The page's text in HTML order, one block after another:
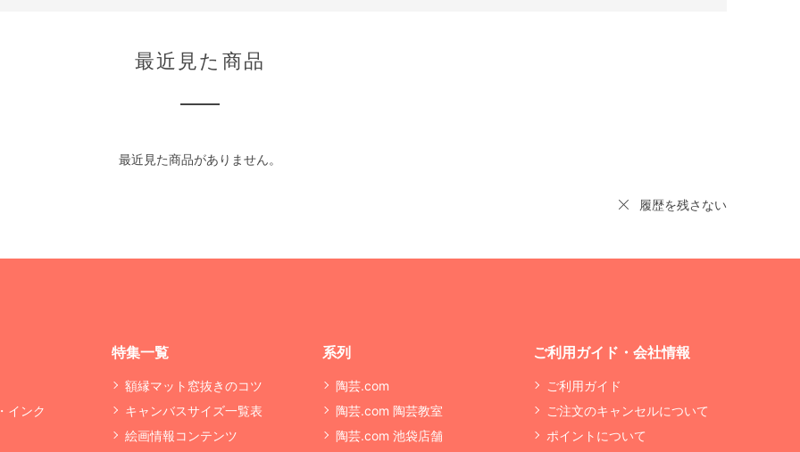
最近見た商品
最近見た商品がありません。
履歴を残さない
インク
特集一覧
額縁マット窓抜きのコツ
キャンバスサイズ一覧表
絵画情報コンテンツ
系列
陶芸.com
陶芸.com 陶芸教室
陶芸.com 池袋店舗
ご利用ガイド・会社情報
ご利用ガイド
ご注文のキャンセルについて
ポイントについて